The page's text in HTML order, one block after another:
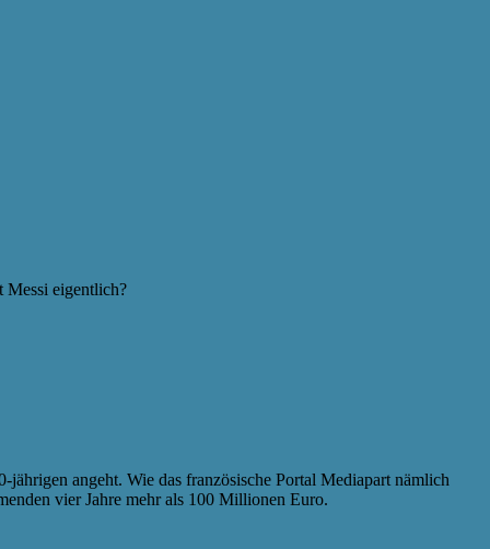
eigentlich?
angeht. Wie das französische Portal Mediapart nämlich
vier Jahre mehr als 100 Millionen Euro.